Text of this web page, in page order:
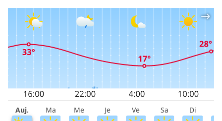
Auj. Ma Me Je Ve Sa Di